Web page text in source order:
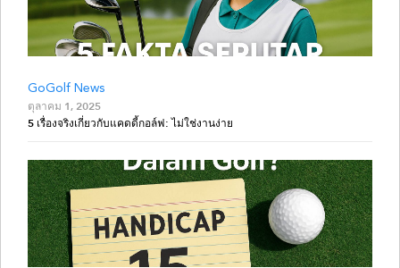
GoGolf News
ตุลาคม 1, 2025
5 เรื่องจริงเกี่ยวกับแคดดี้กอล์ฟ: ไม่ใช่งานง่าย